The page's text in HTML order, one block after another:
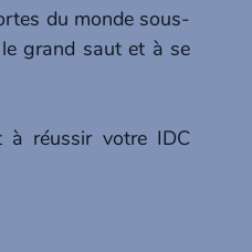
du monde sous-
grand saut et à se